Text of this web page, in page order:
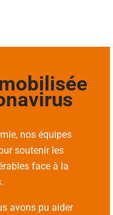
nos équipes
soutenir les
face à la
avons pu aider